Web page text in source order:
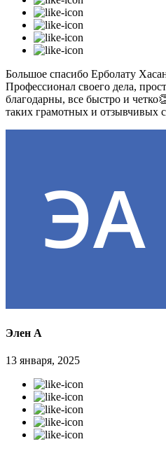
Большое спасибо Ерболату
Профессионал своего дела,
благодарны, все быстро и
таких грамотных и отзывчивых
Элен А
13 января, 2025